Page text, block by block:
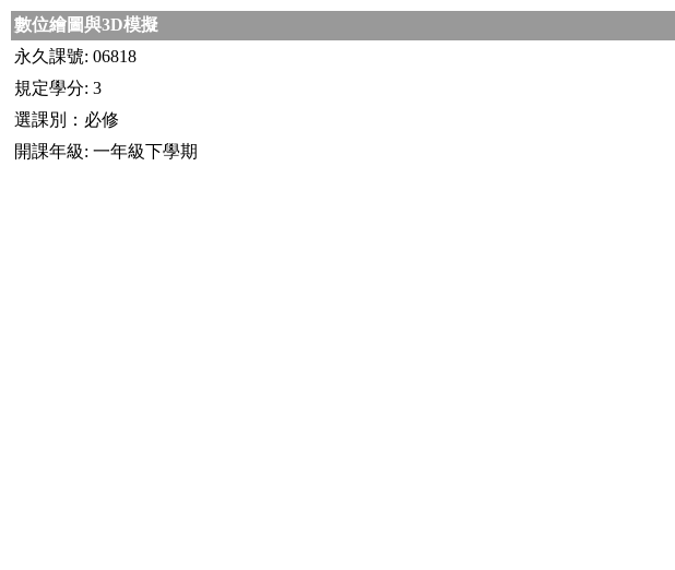
數位繪圖與3D模擬
永久課號: 06818
規定學分: 3
選課別：必修
開課年級: 一年級下學期